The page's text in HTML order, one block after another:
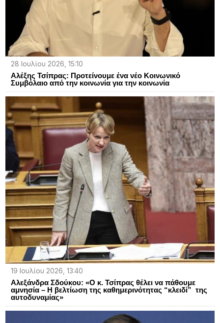
28 Ιουλίου 2026, 15:10
Αλέξης Τσίπρας: Προτείνουμε ένα νέο Κοινωνικό
Συμβόλαιο από την κοινωνία για την κοινωνία
19 Ιουλίου 2026, 13:40
Αλεξάνδρα Σδούκου: «Ο κ. Τσίπρας θέλει να πάθουμε
αμνησία – Η βελτίωση της καθημερινότητας “κλειδί” της
αυτοδυναμίας»